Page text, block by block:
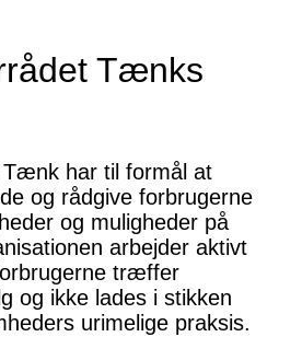
Tænks
har til formål at
og rådgive forbrugerne
og muligheder på
arbejder aktivt
træffer
og ikke lades i stikken
urimelige praksis.